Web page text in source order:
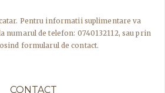
Pentru informatii suplimentare va
numarul de telefon: 0740132112, sau prin
formularul de contact.
CONTACT